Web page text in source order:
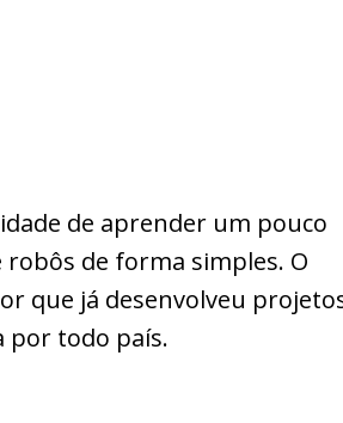
de aprender um pouco
de forma simples. O
que já desenvolveu
por todo país.